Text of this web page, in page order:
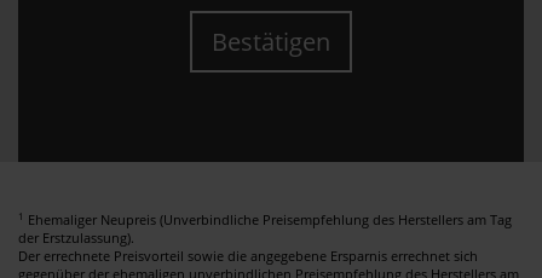
Bestätigen
1 Ehemaliger Neupreis (Unverbindliche Preisempfehlung des Herstellers am Tag
der Erstzulassung).
Der errechnete Preisvorteil sowie die angegebene Ersparnis errechnet sich
gegenüber der ehemaligen unverbindlichen Preisempfehlung des Herstellers am